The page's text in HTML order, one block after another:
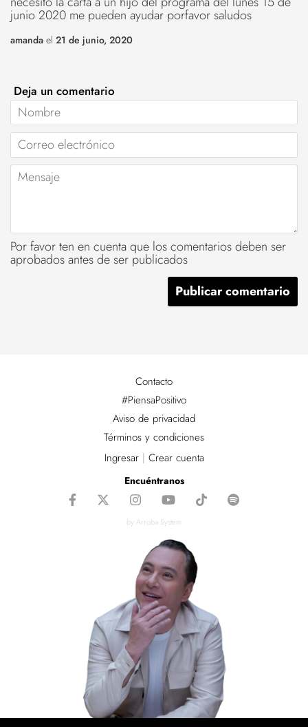
junio 2020 me pueden ayudar porfavor saludos
amanda el 21 de junio, 2020
Deja un comentario
Nombre
Correo
electrónico
Mensaje
Por favor ten en cuenta que los comentarios deben ser
aprobados antes de ser publicados
Contacto
#PiensaPositivo
Aviso de privacidad
Términos y condiciones
Ingresar| Crear cuenta
Encuéntranos
by Arroba System